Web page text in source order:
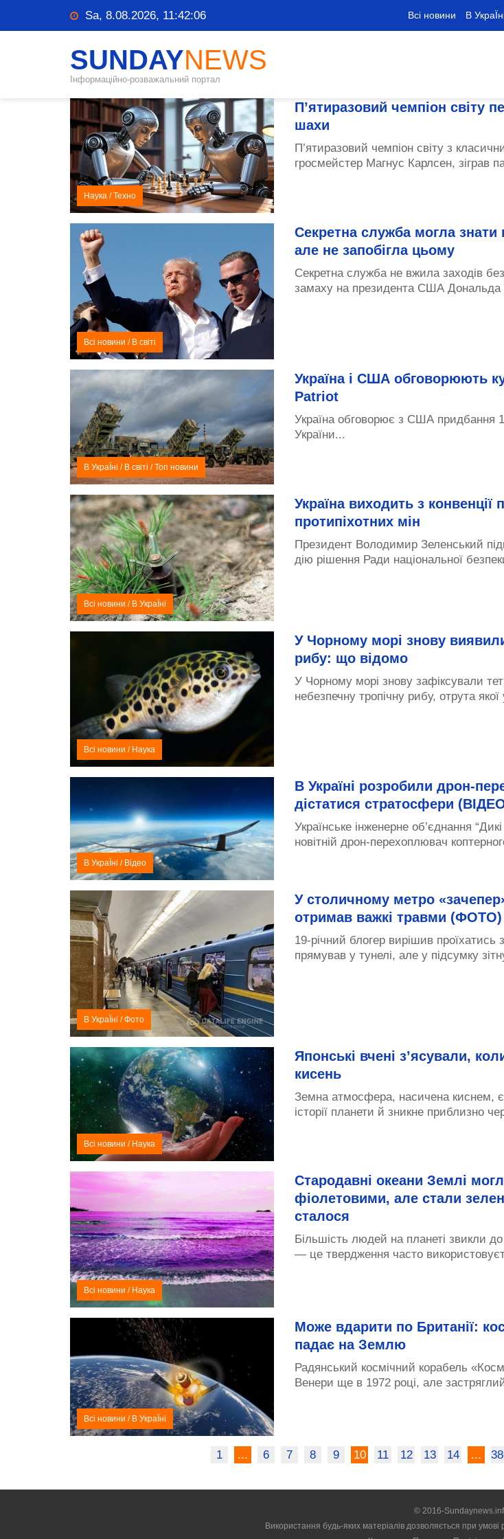
Sa, 8.08.2026, 11:42:06 Всі новини В
SUNDAYNEWS
Інформаційно-розважальний портал
Наука /Техно
П’ятиразовий чемпіон світу
шахи
П’ятиразовий чемпіон світу з
гросмейстер Магнус Карлсен, зіграв
Всі новини / В світі
Секретна служба могла
але не запобігла цьому
Секретна служба не вжила заходів
замаху на президента США Дональда
В УкраЇні / В світі /Топ новини
Україна і США обговорюють
Patriot
Україна обговорює з США придбання
України...
Всі новини / В УкраЇні
Україна виходить з конвенції
протипіхотних мін
Президент Володимир Зеленський
дію рішення Ради національної
Всі новини / Наука
У Чорному морі знову
рибу: що відомо
У Чорному морі знову зафіксували
небезпечну тропічну рибу, отрута
В УкраЇні / Відео
В Україні розробили дрон-
дістатися стратосфери
Українське інженерне об’єднання
новітній дрон-перехоплювач
В УкраЇні /Фото
У столичному метро
отримав важкі травми (ФОТО)
19-річний блогер вирішив проїхатись
прямував у тунелі, але у підсумку
Всі новини / Наука
Японські вчені з’ясували,
кисень
Земна атмосфера, насичена киснем,
історії планети й зникне приблизно
Всі новини / Наука
Стародавні океани Землі
фіолетовими, але стали
сталося
Більшість людей на планеті звикли
— це твердження часто
Всі новини / В УкраЇні
Може вдарити по Британії:
падає на Землю
Радянський космічний корабель
Венери ще в 1972 році, але
1 ... 6 7 8 9 10 11 12 13 14 ...
© 2016-
Використання будь-яких матеріалів дозволяється при